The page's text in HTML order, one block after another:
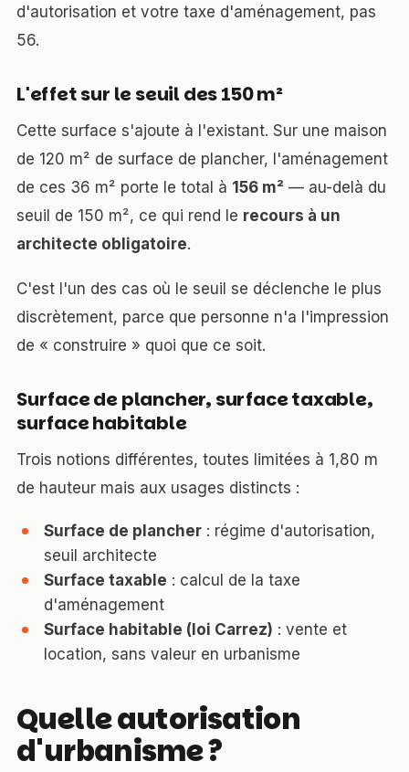
d'autorisation et votre taxe d'aménagement, pas
56.
L'effet sur le seuil des 150 m²
Cette surface s'ajoute à l'existant. Sur une maison
de 120 m² de surface de plancher, l'aménagement
de ces 36 m² porte le total à 156 m² — au-delà du
seuil de 150 m², ce qui rend le recours à un
architecte obligatoire.
C'est l'un des cas où le seuil se déclenche le plus
discrètement, parce que personne n'a l'impression
de « construire » quoi que ce soit.
Surface de plancher, surface taxable,
surface habitable
Trois notions différentes, toutes limitées à 1,80 m
de hauteur mais aux usages distincts :
Surface de plancher : régime d'autorisation,
seuil architecte
Surface taxable : calcul de la taxe
d'aménagement
Surface habitable (loi Carrez) : vente et
location, sans valeur en urbanisme
Quelle autorisation
d'urbanisme ?